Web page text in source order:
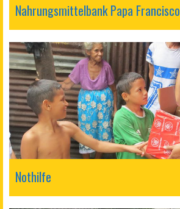
Nahrungsmittelbank Papa Francisco
Nothilfe